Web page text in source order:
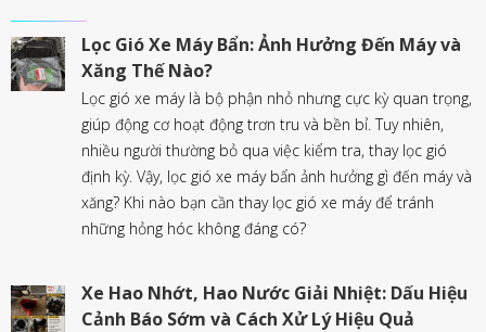
Lọc Gió Xe Máy Bẩn: Ảnh Hưởng Đến Máy và
Xăng Thế Nào?
Lọc gió xe máy là bộ phận nhỏ nhưng cực kỳ quan trọng,
giúp động cơ hoạt động trơn tru và bền bỉ. Tuy nhiên,
nhiều người thường bỏ qua việc kiểm tra, thay lọc gió
định kỳ. Vậy, lọc gió xe máy bẩn ảnh hưởng gì đến máy và
xăng? Khi nào bạn cần thay lọc gió xe máy để tránh
những hỏng hóc không đáng có?
Xe Hao Nhớt, Hao Nước Giải Nhiệt: Dấu Hiệu
Cảnh Báo Sớm và Cách Xử Lý Hiệu Quả